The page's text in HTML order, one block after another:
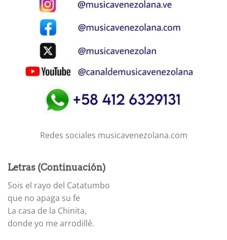
Redes sociales musicavenezolana.com
Letras (Continuación)
Sois el rayo del Catatumbo
que no apaga su fe
La casa de la Chinita,
donde yo me arrodillé.